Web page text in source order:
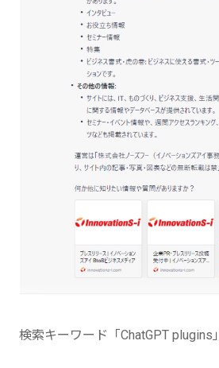
検索キーワード「ChatGPT plugins」